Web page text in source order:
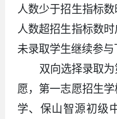
人数少于招生指标数
人数超招生指标数时
未录取学生继续参
双向选择录取
愿，第一志愿招生
学、保山智源初级